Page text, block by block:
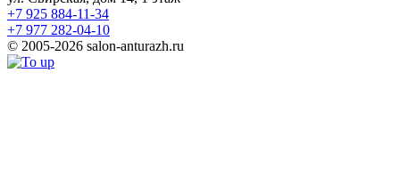
+7 925 884-11-34
+7 977 282-04-10
© 2005-2026 salon-anturazh.ru